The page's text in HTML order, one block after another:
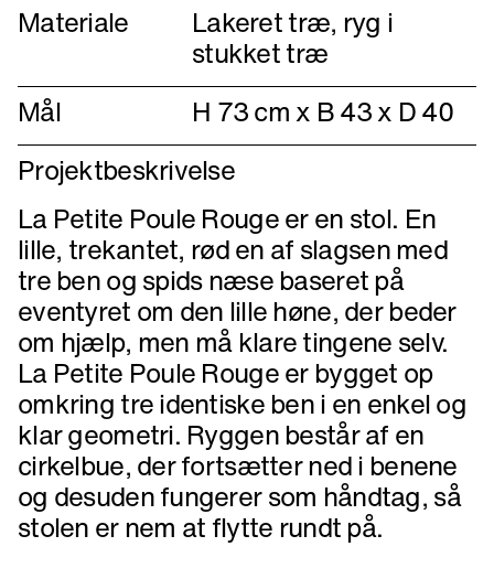
Materiale
Lakeret træ, ryg i
stukket træ
Mål
H 73 cm x B 43 x D 40
Projektbeskrivelse
La Petite Poule Rouge er en stol. En
lille, trekantet, rød en af slagsen med
tre ben og spids næse baseret på
eventyret om den lille høne, der beder
om hjælp, men må klare tingene selv.
La Petite Poule Rouge er bygget op
omkring tre identiske ben i en enkel og
klar geometri. Ryggen består af en
cirkelbue, der fortsætter ned i benene
og desuden fungerer som håndtag, så
stolen er nem at flytte rundt på.